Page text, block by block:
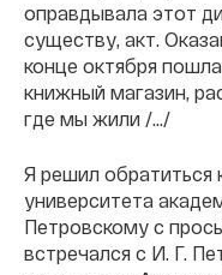
оправдывала этот
существу, акт.
конце октября
книжный магазин,
где мы жили /.../
Я решил обратиться
университета
Петровскому с
встречался с И. Г.